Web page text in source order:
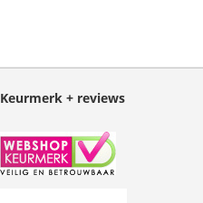
Keurmerk + reviews